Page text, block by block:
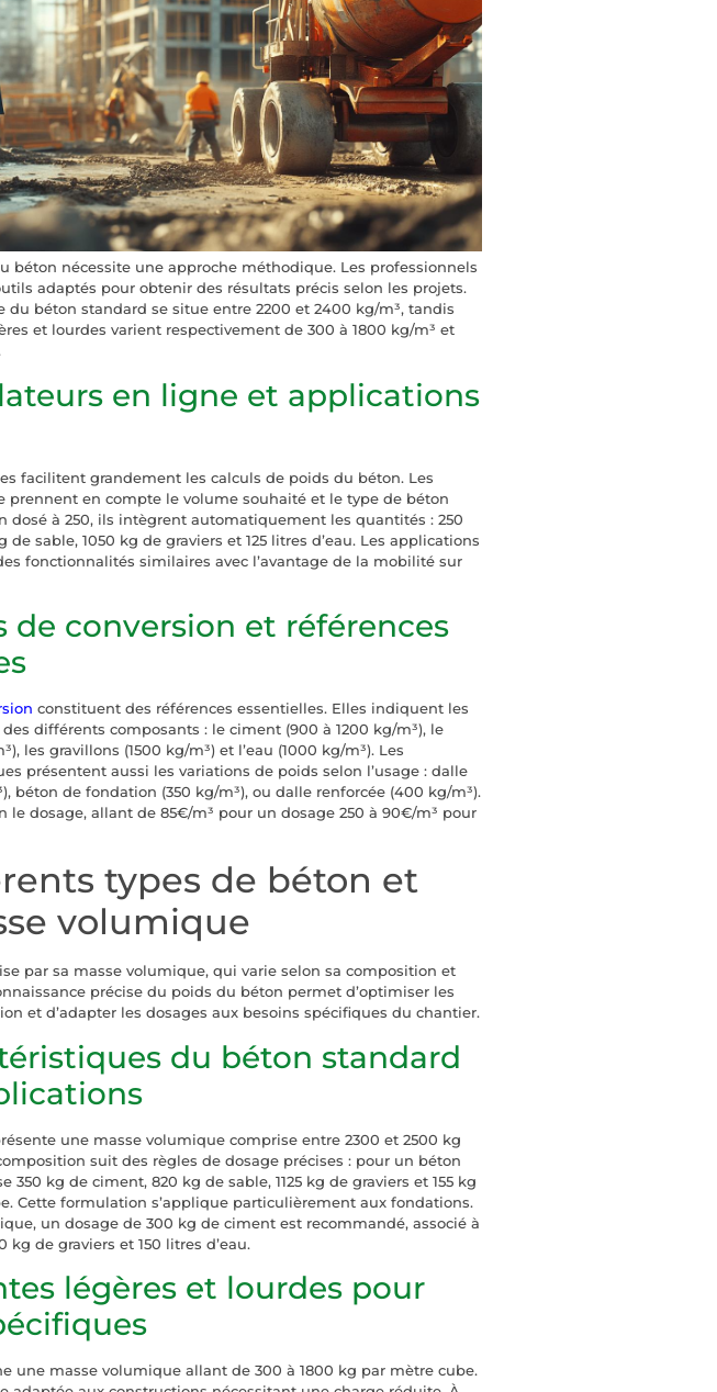
béton nécessite une approche méthodique. Les professionnels
adaptés pour obtenir des résultats précis selon les projets.
du béton standard se situe entre 2200 et 2400 kg/m³, tandis
et lourdes varient respectivement de 300 à 1800 kg/m³ et
en ligne et applications
facilitent grandement les calculs de poids du béton. Les
prennent en compte le volume souhaité et le type de béton
dosé à 250, ils intègrent automatiquement les quantités : 250
sable, 1050 kg de graviers et 125 litres d’eau. Les applications
fonctionnalités similaires avec l’avantage de la mobilité sur
de conversion et références
constituent des références essentielles. Elles indiquent les
différents composants : le ciment (900 à 1200 kg/m³), le
les gravillons (1500 kg/m³) et l’eau (1000 kg/m³). Les
présentent aussi les variations de poids selon l’usage : dalle
béton de fondation (350 kg/m³), ou dalle renforcée (400 kg/m³).
le dosage, allant de 85€/m³ pour un dosage 250 à 90€/m³ pour
types de béton et
volumique
par sa masse volumique, qui varie selon sa composition et
précise du poids du béton permet d’optimiser les
et d’adapter les dosages aux besoins spécifiques du chantier.
du béton standard
une masse volumique comprise entre 2300 et 2500 kg
suit des règles de dosage précises : pour un béton
350 kg de ciment, 820 kg de sable, 1125 kg de graviers et 155 kg
Cette formulation s’applique particulièrement aux fondations.
un dosage de 300 kg de ciment est recommandé, associé à
kg de graviers et 150 litres d’eau.
légères et lourdes pour
une masse volumique allant de 300 à 1800 kg par mètre cube.